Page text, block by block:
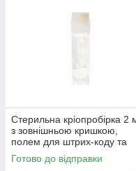
Стерильна кріопробірка 2
з зовнішньою кришкою,
полем для штрих-коду та
стійкою базою (50 шт/пак)
Готово до відправки